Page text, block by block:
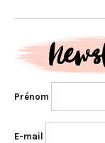
Prénom
E-mail